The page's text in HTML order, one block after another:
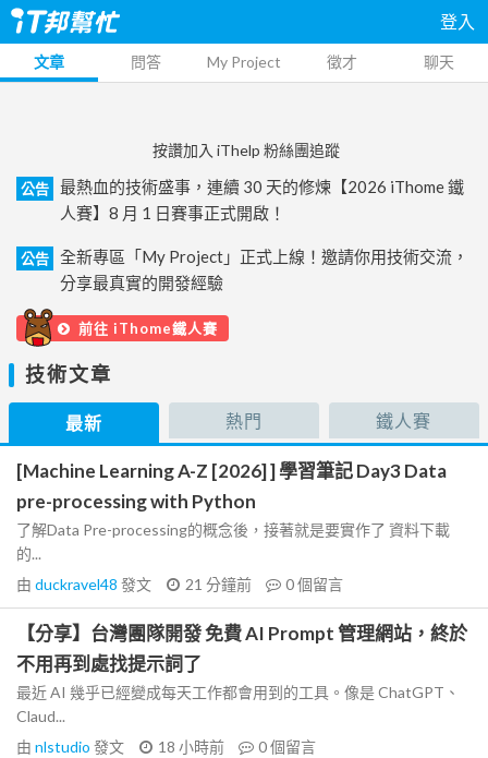
登入
文章 問答 My Project 徵才 聊天
按讚加入 iThelp 粉絲團追蹤
公告
最熱血的技術盛事，連續 30 天的修煉【2026 iThome 鐵
人賽】8 月 1 日賽事正式開啟！
公告
全新專區「My Project」正式上線！邀請你用技術交流，
分享最真實的開發經驗
前往 iThome鐵人賽
技術文章
最新 熱門 鐵人賽
[Machine Learning A-Z [2026] ] 學習筆記 Day3 Data
pre-processing with Python
了解Data Pre-processing的概念後，接著就是要實作了 資料下載
的...
由 duckravel48 發文 21 分鐘前 0個留言
【分享】台灣團隊開發 免費 AI Prompt 管理網站，終於
不用再到處找提示詞了
最近 AI 幾乎已經變成每天工作都會用到的工具。像是 ChatGPT、
Claud...
由 nlstudio 發文 18 小時前 0個留言